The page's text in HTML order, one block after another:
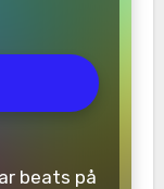
beats på